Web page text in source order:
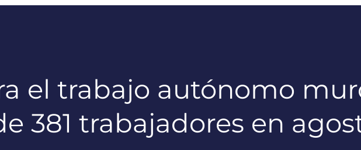
el trabajo autónomo
381 trabajadores en